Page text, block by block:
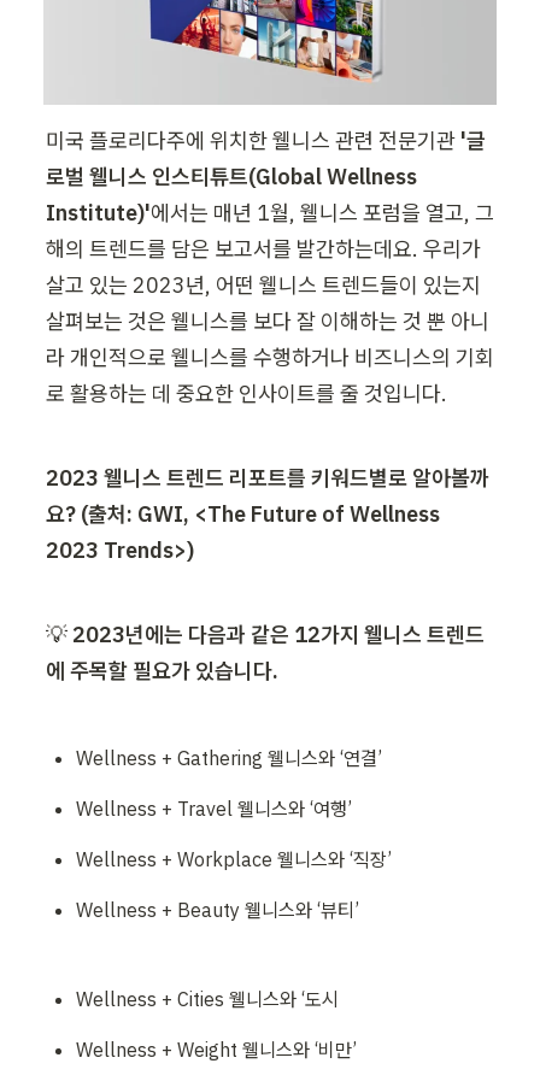
미국 플로리다주에 위치한 웰니스 관련 전문기관 '글
로벌 웰니스 인스티튜트(Global Wellness
Institute)'에서는 매년 1월, 웰니스 포럼을 열고, 그
해의 트렌드를 담은 보고서를 발간하는데요. 우리가
살고 있는 2023년, 어떤 웰니스 트렌드들이 있는지
살펴보는 것은 웰니스를 보다 잘 이해하는 것 뿐 아니
라 개인적으로 웰니스를 수행하거나 비즈니스의 기회
로 활용하는 데 중요한 인사이트를 줄 것입니다.
2023 웰니스 트렌드 리포트를 키워드별로 알아볼까
요? (출처: GWI, <The Future of Wellness
2023 Trends>)
💡 2023년에는 다음과 같은 12가지 웰니스 트렌드
에 주목할 필요가 있습니다.
Wellness + Gathering 웰니스와 ‘연결’
Wellness + Travel 웰니스와 ‘여행’
Wellness + Workplace 웰니스와 ‘직장’
Wellness + Beauty 웰니스와 ‘뷰티’
Wellness + Cities 웰니스와 ‘도시
Wellness + Weight 웰니스와 ‘비만’